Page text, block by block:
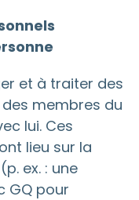
et à traiter des
membres du
lui. Ces
lieu sur la
ex. : une
GQ pour